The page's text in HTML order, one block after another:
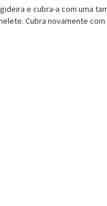
e cubra-a com uma
Cubra novamente